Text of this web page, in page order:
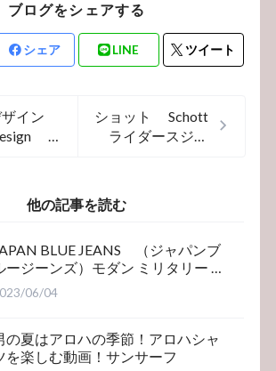
ブログをシェアする
シェア LINE ツイート
ザイン
ショット Schott
ライダースジャ
トライダース
他の記事を読む
BLUE JEANS （ジャパンブ
ージーンズ）モダン ミリタリー ベ
カーパンツ
06/04
の夏はアロハの季節！アロハシャ
を楽しむ動画！サンサーフ